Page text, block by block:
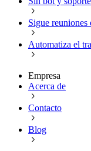
Sigue
Automatiza el
Empresa
Acerca de
Contacto
Blog